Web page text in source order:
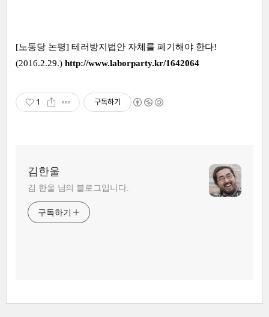
[노동당 논평] 테러방지법안 자체를 폐기해야 한다!
(2016.2.29.) http://www.laborparty.kr/1642064
1 구독하기
김한울
김 한울 님의 블로그입니다.
구독하기